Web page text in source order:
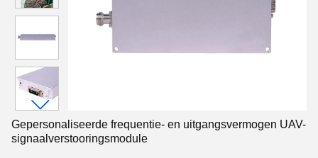
Gepersonaliseerde frequentie- en uitgangsvermogen UAV-
signaalverstooringsmodule